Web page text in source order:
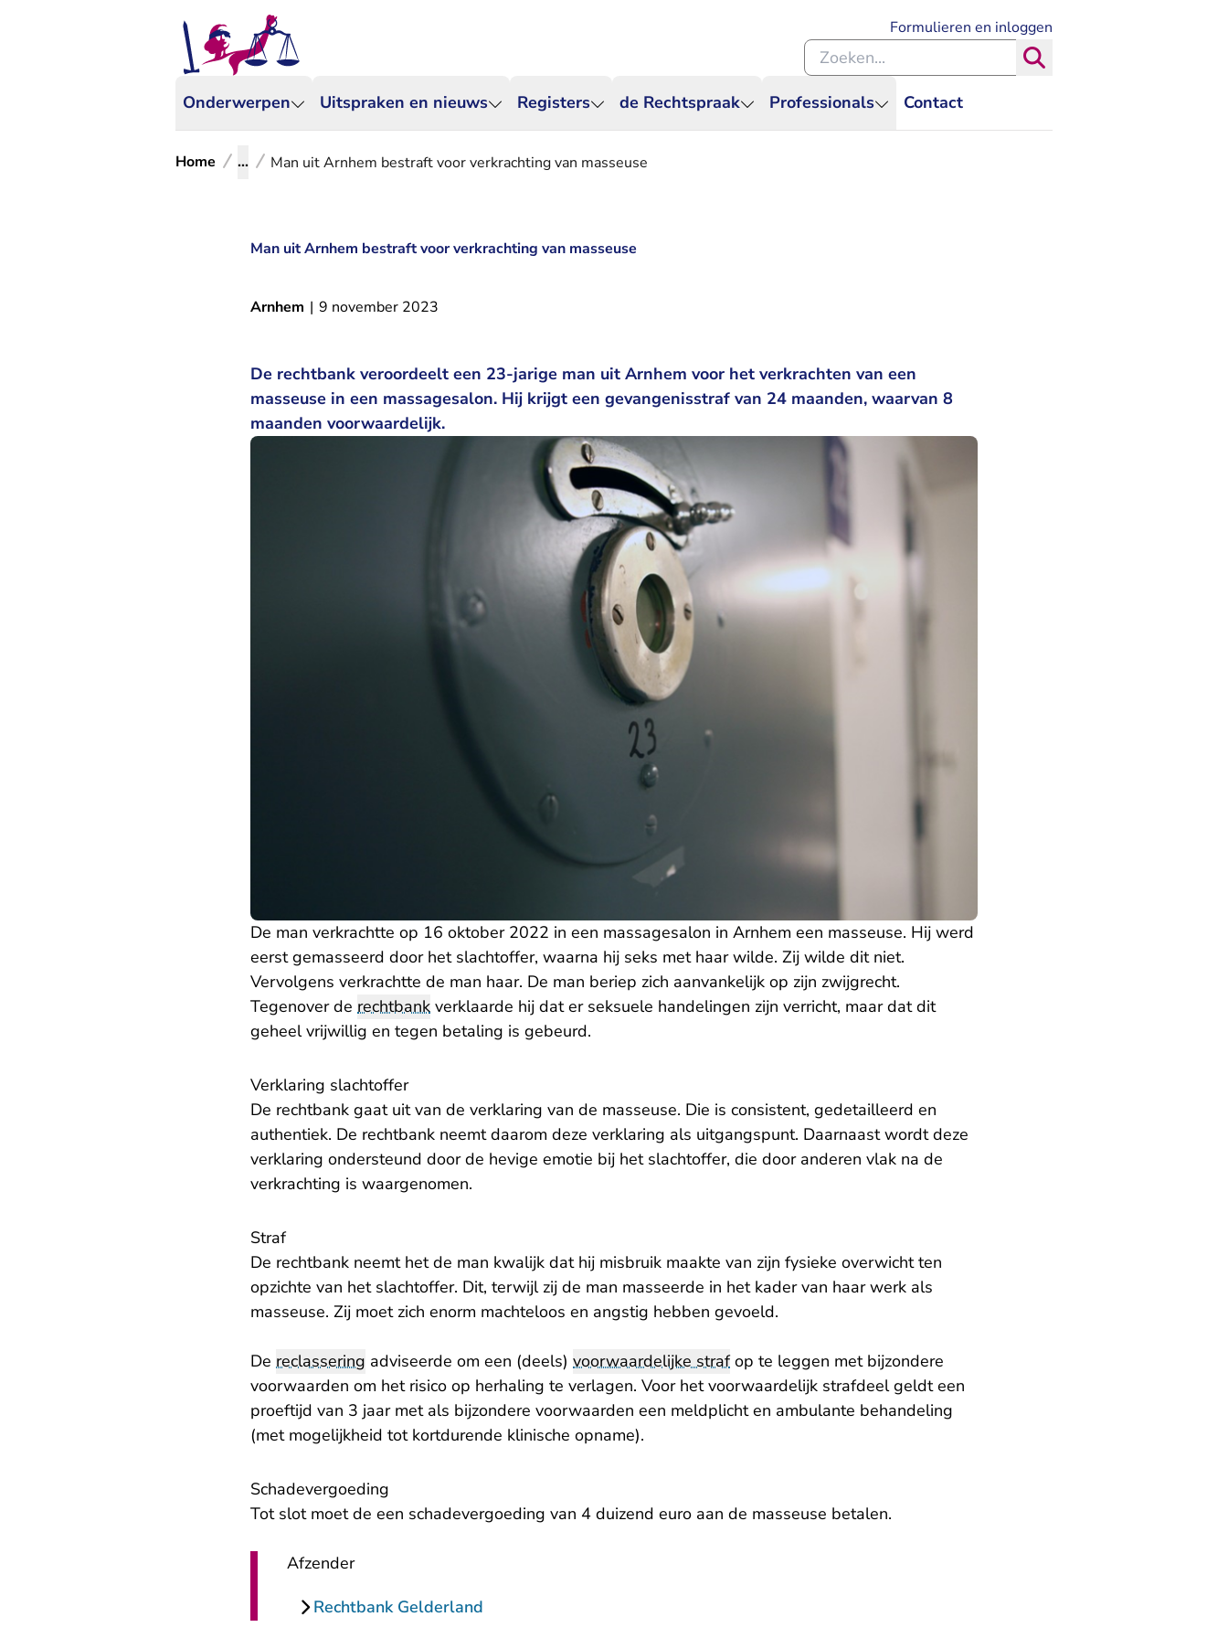
Onderwerpen Uitspraken en nieuws Registers de Rechtspraak Professionals Contact
Formulieren en inloggen
Zoeken binnen de Rechtspraak
Home ... Man uit Arnhem bestraft voor verkrachting van masseuse
Man uit Arnhem bestraft voor verkrachting van masseuse
Arnhem | 9 november 2023
De rechtbank veroordeelt een 23-jarige man uit Arnhem voor het verkrachten van een
masseuse in een massagesalon. Hij krijgt een gevangenisstraf van 24 maanden, waarvan 8
maanden voorwaardelijk.
De man verkrachtte op 16 oktober 2022 in een massagesalon in Arnhem een masseuse. Hij werd
eerst gemasseerd door het slachtoffer, waarna hij seks met haar wilde. Zij wilde dit niet.
Vervolgens verkrachtte de man haar. De man beriep zich aanvankelijk op zijn zwijgrecht.
Tegenover de rechtbank verklaarde hij dat er seksuele handelingen zijn verricht, maar dat dit
geheel vrijwillig en tegen betaling is gebeurd.
Verklaring slachtoffer
De rechtbank gaat uit van de verklaring van de masseuse. Die is consistent, gedetailleerd en
authentiek. De rechtbank neemt daarom deze verklaring als uitgangspunt. Daarnaast wordt deze
verklaring ondersteund door de hevige emotie bij het slachtoffer, die door anderen vlak na de
verkrachting is waargenomen.
Straf
De rechtbank neemt het de man kwalijk dat hij misbruik maakte van zijn fysieke overwicht ten
opzichte van het slachtoffer. Dit, terwijl zij de man masseerde in het kader van haar werk als
masseuse. Zij moet zich enorm machteloos en angstig hebben gevoeld.
De reclassering adviseerde om een (deels) voorwaardelijke strafop te leggen met bijzondere
voorwaarden om het risico op herhaling te verlagen. Voor het voorwaardelijk strafdeel geldt een
proeftijd van 3 jaar met als bijzondere voorwaarden een meldplicht en ambulante behandeling
(met mogelijkheid tot kortdurende klinische opname).
Schadevergoeding
Tot slot moet de een schadevergoeding van 4 duizend euro aan de masseuse betalen.
Afzender
Rechtbank Gelderland